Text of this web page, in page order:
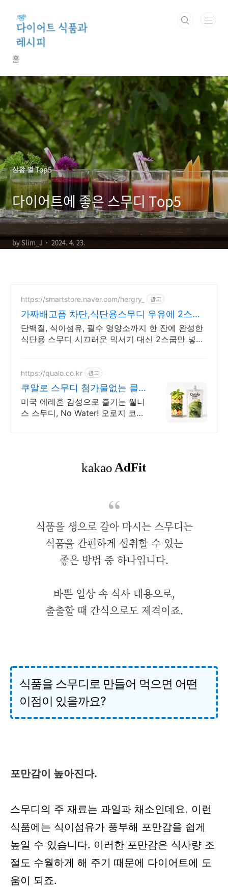
홈
상황 별 Top5
다이어트에 좋은 스무디 Top5
by Slim_J 2024. 4. 23.
https://smartstore.naver.com/hergry_ 광고
가짜배고픔 차단,식단용스무디 우유에 2스쿱
만 넣으면 완성
단백질, 식이섬유, 필수 영양소까지 한 잔에 완성한
식단용 스무디 시끄러운 믹서기 대신 2스쿱만 넣어
https://qualo.co.kr 광고
쿠알로 스무디 첨가물없는 클
린푸드로 맛있게
미국 에레혼 감성으로 즐기는 웰니
스 스무디, No Water! 오로지 코코
식품을 생으로 갈아 마시는 스무디는
식품을 간편하게 섭취할 수 있는
좋은 방법 중 하나입니다.
바쁜 일상 속 식사 대용으로,
출출할 때 간식으로도 제격이죠.
식품을 스무디로 만들어 먹으면 어떤
이점이 있을까요?
포만감이 높아진다.
스무디의 주 재료는 과일과 채소인데요. 이런
식품에는 식이섬유가 풍부해 포만감을 쉽게
높일 수 있습니다. 이러한 포만감은 식사량 조
절도 수월하게 해 주기 때문에 다이어트에 도
움이 되죠.